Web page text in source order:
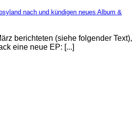
nach und kündigen neues Album &
berichteten (siehe folgender Text),
eine neue EP: [...]